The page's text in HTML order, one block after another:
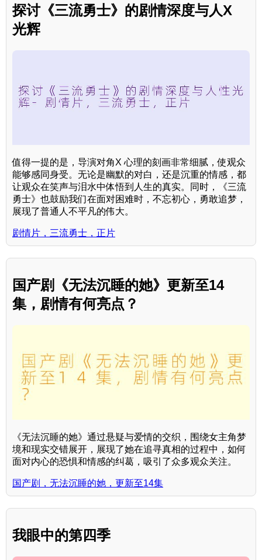
探讨《三流勇士》的剧情深度与人X
光辉
值得一提的是，导演对角X 心理的刻画非常细腻，使观众
能够感同身受。无论是幽默的对白，还是沉重的情感，都
让观众在笑声与泪水中体悟到人生的真实。同时，《三流
勇士》也鼓励我们在面对困难时，不忘初心，勇敢追梦，
展现了普通人不平凡的伟大。
剧情片，三流勇士，正片
国产剧《无法沉睡的她》更新至14
集，剧情有何亮点？
《无法沉睡的她》通过悬疑与爱情的交织，围绕女主角梦
境和现实交错展开，展现了她在追寻真相的过程中，如何
面对内心的恐惧和情感的纠葛，吸引了众多观众关注。
国产剧，无法沉睡的她，更新至14集
我眼中的第四季